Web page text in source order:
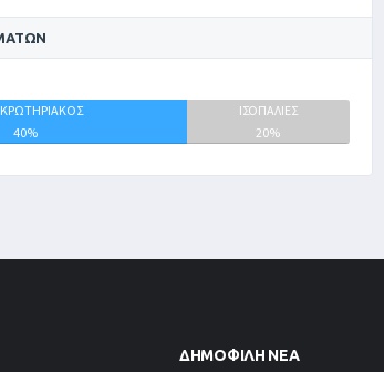
40%
ΙΣΟΠΑΛΙΕΣ
20%
ΔΗΜΟΦΙΛΉ ΝΈΑ